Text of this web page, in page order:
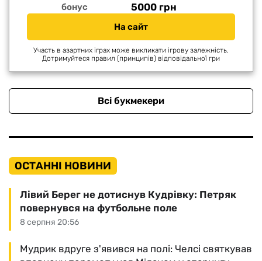
бонус 5000 грн
На сайт
Участь в азартних іграх може викликати ігрову залежність.
Дотримуйтеся правил (принципів) відповідальної гри
Всі букмекери
ОСТАННІ НОВИНИ
8 серпня 20:56
Лівий Берег не дотиснув Кудрівку: Петряк
повернувся на футбольне поле
Мудрик вдруге з'явився на полі: Челсі святкував